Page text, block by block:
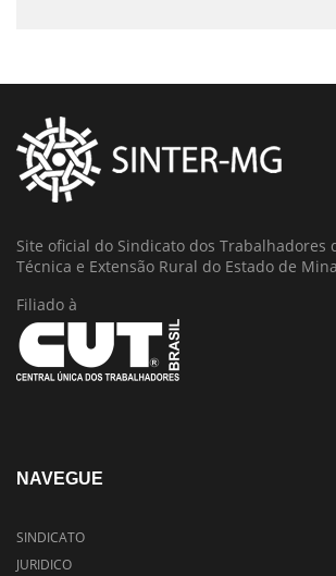
Site oficial do Sindicato dos Trabalhadores
Técnica e Extensão Rural do Estado de
Filiado à
NAVEGUE
SINDICATO
JURIDICO